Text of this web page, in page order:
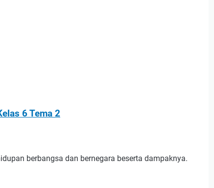
6 Tema 2
berbangsa dan bernegara beserta dampaknya.